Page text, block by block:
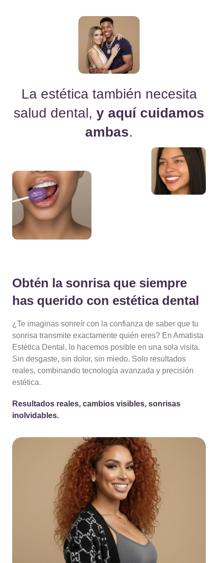
La estética también necesita
salud dental, y aquí cuidamos
ambas.
Obtén la sonrisa que siempre
has querido con estética dental
¿Te imaginas sonreír con la confianza de saber que tu
sonrisa transmite exactamente quién eres? En Amatista
Estética Dental, lo hacemos posible en una sola visita.
Sin desgaste, sin dolor, sin miedo. Solo resultados
reales, combinando tecnología avanzada y precisión
estética.
Resultados reales, cambios visibles, sonrisas
inolvidables.